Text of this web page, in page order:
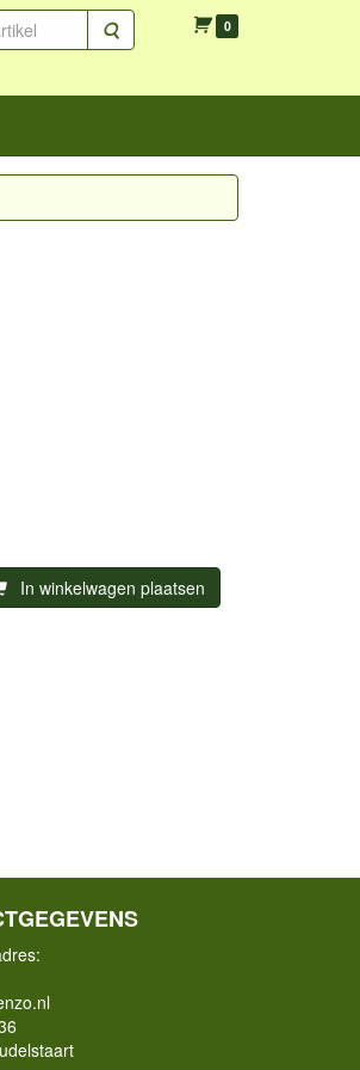
Zoeken 0
In winkelwagen plaatsen